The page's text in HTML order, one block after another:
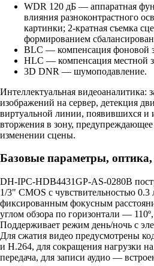
WDR 120 дБ — аппаратная
влияния разноконтрастного
картинки; 2-кратная съемка
формированием
BLC — компенсация фоновой
HLC — компенсация местной
3D DNR — шумоподавление.
Интеллектуальная видеоаналитика:
изображений на сервер, детекция
виртуальной линии, появившихся и
вторжения в зону,
изменении сцены.
Базовые параметры,
DH-IPC-HDB4431GP-AS-0280B
1/3" CMOS с чувствительностью
фиксированным фокусным
углом обзора по горизонтали —
Поддерживает режим день/ночь с
Для сжатия видео предусмотрены
и H.264, для сокращения нагрузки
передача, для записи аудио —